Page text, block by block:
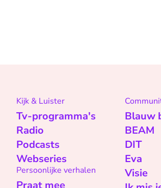
Kijk & Luister
Tv-programma's
Radio
Podcasts
Webseries
Persoonlijke verhalen
Blauw
BEAM
DIT
Eva
Visie